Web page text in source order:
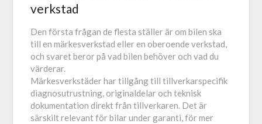
verkstad
Den första frågan de flesta ställer är om bilen ska
till en märkesverkstad eller en oberoende verkstad,
och svaret beror på vad bilen behöver och vad du
värderar.
Märkesverkstäder har tillgång till tillverkarspecifik
diagnosutrustning, originaldelar och teknisk
dokumentation direkt från tillverkaren. Det är
särskilt relevant för bilar under garanti, för mer